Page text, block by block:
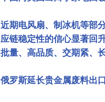
近期电风扇、制冰机等部
应链稳定性的信心显著回
批量、高品质、交期紧、
俄罗斯延长贵金属废料出